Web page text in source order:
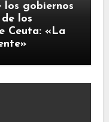
los gobiernos
los
Ceuta: «La